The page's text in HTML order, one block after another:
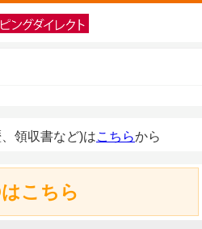
領収書など)はこちらから
こちら